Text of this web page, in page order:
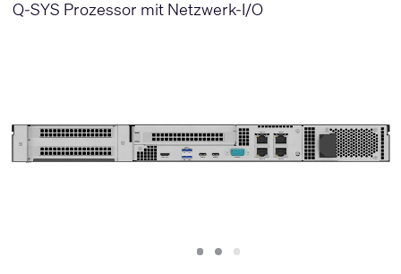
Français
Q-SYS Prozessor mit Netzwerk-I/O
Slide
1 Slide
2 Slide
3